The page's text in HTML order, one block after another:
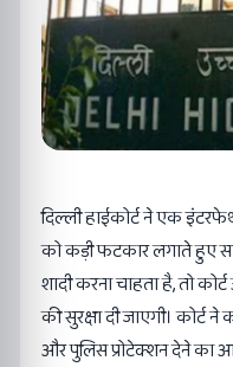
दिल्ली हाईकोर्ट ने एक
को कड़ी फटकार लगाते हुए
शादी करना चाहता है, तो
की सुरक्षा दी जाएगी। कोर्ट
और पुलिस प्रोटेक्शन देने का